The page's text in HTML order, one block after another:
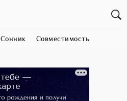
Сонник Совместимость